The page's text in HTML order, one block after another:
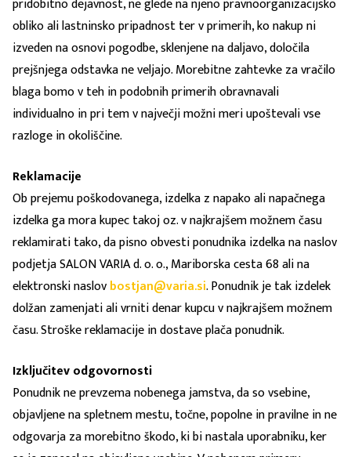
pridobitno dejavnost, ne glede na njeno pravnoorganizacijsko
obliko ali lastninsko pripadnost ter v primerih, ko nakup ni
izveden na osnovi pogodbe, sklenjene na daljavo, določila
prejšnjega odstavka ne veljajo. Morebitne zahtevke za vračilo
blaga bomo v teh in podobnih primerih obravnavali
individualno in pri tem v največji možni meri upoštevali vse
razloge in okoliščine.
Reklamacije
Ob prejemu poškodovanega, izdelka z napako ali napačnega
izdelka ga mora kupec takoj oz. v najkrajšem možnem času
reklamirati tako, da pisno obvesti ponudnika izdelka na naslov
podjetja SALON VARIA d. o. o., Mariborska cesta 68 ali na
elektronski naslovbostjan@varia.si. Ponudnik je tak izdelek
dolžan zamenjati ali vrniti denar kupcu v najkrajšem možnem
času. Stroške reklamacije in dostave plača ponudnik.
Izključitev odgovornosti
Ponudnik ne prevzema nobenega jamstva, da so vsebine,
objavljene na spletnem mestu, točne, popolne in pravilne in ne
odgovarja za morebitno škodo, ki bi nastala uporabniku, ker